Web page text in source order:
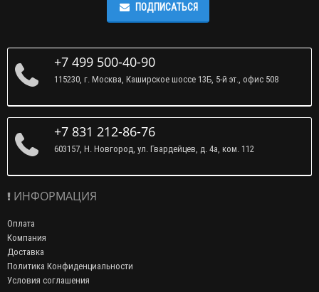
ПОДПИСАТЬСЯ
+7 499 500-40-90
115230, г. Москва, Каширское шоссе 13Б, 5-й эт., офис 508
+7 831 212-86-76
603157, Н. Новгород, ул. Гвардейцев, д. 4а, ком. 112
ИНФОРМАЦИЯ
Оплата
Компания
Доставка
Политика Конфиденциальности
Условия соглашения